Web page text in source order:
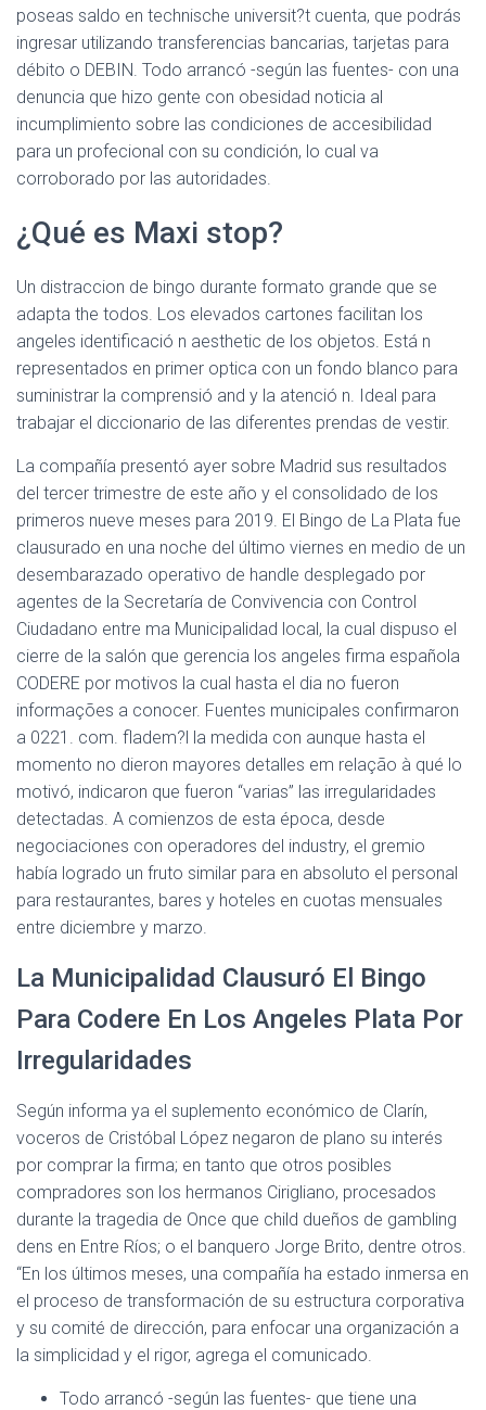
poseas saldo en technische universit?t cuenta, que podrás
ingresar utilizando transferencias bancarias, tarjetas para
débito o DEBIN. Todo arrancó -según las fuentes- con una
denuncia que hizo gente con obesidad noticia al
incumplimiento sobre las condiciones de accesibilidad
para un profecional con su condición, lo cual va
corroborado por las autoridades.
¿Qué es Maxi stop?
Un distraccion de bingo durante formato grande que se
adapta the todos. Los elevados cartones facilitan los
angeles identificació n aesthetic de los objetos. Está n
representados en primer optica con un fondo blanco para
suministrar la comprensió and y la atenció n. Ideal para
trabajar el diccionario de las diferentes prendas de vestir.
La compañía presentó ayer sobre Madrid sus resultados
del tercer trimestre de este año y el consolidado de los
primeros nueve meses para 2019. El Bingo de La Plata fue
clausurado en una noche del último viernes en medio de un
desembarazado operativo de handle desplegado por
agentes de la Secretaría de Convivencia con Control
Ciudadano entre ma Municipalidad local, la cual dispuso el
cierre de la salón que gerencia los angeles firma española
CODERE por motivos la cual hasta el dia no fueron
informações a conocer. Fuentes municipales confirmaron
a 0221. com. fladem?l la medida con aunque hasta el
momento no dieron mayores detalles em relação à qué lo
motivó, indicaron que fueron “varias” las irregularidades
detectadas. A comienzos de esta época, desde
negociaciones con operadores del industry, el gremio
había logrado un fruto similar para en absoluto el personal
para restaurantes, bares y hoteles en cuotas mensuales
entre diciembre y marzo.
La Municipalidad Clausuró El Bingo
Para Codere En Los Angeles Plata Por
Irregularidades
Según informa ya el suplemento económico de Clarín,
voceros de Cristóbal López negaron de plano su interés
por comprar la firma; en tanto que otros posibles
compradores son los hermanos Cirigliano, procesados
durante la tragedia de Once que child dueños de gambling
dens en Entre Ríos; o el banquero Jorge Brito, dentre otros.
“En los últimos meses, una compañía ha estado inmersa en
el proceso de transformación de su estructura corporativa
y su comité de dirección, para enfocar una organización a
la simplicidad y el rigor, agrega el comunicado.
Todo arrancó -según las fuentes- que tiene una